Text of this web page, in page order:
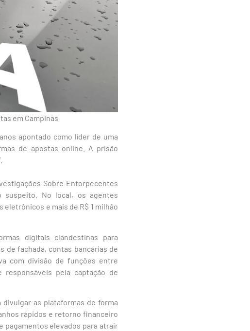
em Campinas
apontado como líder de uma
de apostas online. A prisão
Sobre Entorpecentes
suspeito. No local, os agentes
e mais de R$ 1 milhão
digitais clandestinas para
de fachada, contas bancárias de
com divisão de funções entre
responsáveis pela captação de
as plataformas de forma
rápidos e retorno financeiro
pagamentos elevados para atrair